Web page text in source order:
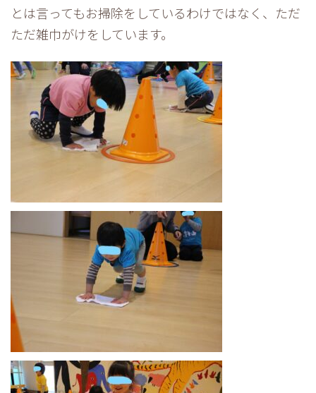
とは言ってもお掃除をしているわけではなく、ただ
ただ雑巾がけをしています。